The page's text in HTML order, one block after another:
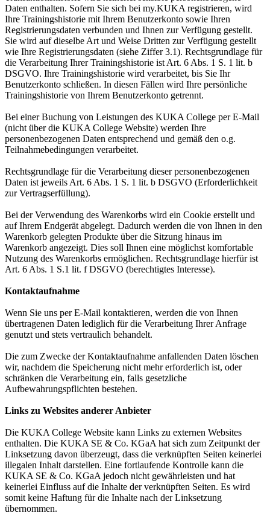
Daten enthalten. Sofern Sie sich bei my.KUKA registrieren, wird
Ihre Trainingshistorie mit Ihrem Benutzerkonto sowie Ihren
Registrierungsdaten verbunden und Ihnen zur Verfügung gestellt.
Sie wird auf dieselbe Art und Weise Dritten zur Verfügung gestellt
wie Ihre Registrierungsdaten (siehe Ziffer 3.1). Rechtsgrundlage für
die Verarbeitung Ihrer Trainingshistorie ist Art. 6 Abs. 1 S. 1 lit. b
DSGVO. Ihre Trainingshistorie wird verarbeitet, bis Sie Ihr
Benutzerkonto schließen. In diesen Fällen wird Ihre persönliche
Trainingshistorie von Ihrem Benutzerkonto getrennt.
Bei einer Buchung von Leistungen des KUKA College per E-Mail
(nicht über die KUKA College Website) werden Ihre
personenbezogenen Daten entsprechend und gemäß den o.g.
Teilnahmebedingungen verarbeitet.
Rechtsgrundlage für die Verarbeitung dieser personenbezogenen
Daten ist jeweils Art. 6 Abs. 1 S. 1 lit. b DSGVO (Erforderlichkeit
zur Vertragserfüllung).
Bei der Verwendung des Warenkorbs wird ein Cookie erstellt und
auf Ihrem Endgerät abgelegt. Dadurch werden die von Ihnen in den
Warenkorb gelegten Produkte über die Sitzung hinaus im
Warenkorb angezeigt. Dies soll Ihnen eine möglichst komfortable
Nutzung des Warenkorbs ermöglichen. Rechtsgrundlage hierfür ist
Art. 6 Abs. 1 S.1 lit. f DSGVO (berechtigtes Interesse).
Kontaktaufnahme
Wenn Sie uns per E-Mail kontaktieren, werden die von Ihnen
übertragenen Daten lediglich für die Verarbeitung Ihrer Anfrage
genutzt und stets vertraulich behandelt.
Die zum Zwecke der Kontaktaufnahme anfallenden Daten löschen
wir, nachdem die Speicherung nicht mehr erforderlich ist, oder
schränken die Verarbeitung ein, falls gesetzliche
Aufbewahrungspflichten bestehen.
Links zu Websites anderer Anbieter
Die KUKA College Website kann Links zu externen Websites
enthalten. Die KUKA SE & Co. KGaA hat sich zum Zeitpunkt der
Linksetzung davon überzeugt, dass die verknüpften Seiten keinerlei
illegalen Inhalt darstellen. Eine fortlaufende Kontrolle kann die
KUKA SE & Co. KGaA jedoch nicht gewährleisten und hat
keinerlei Einfluss auf die Inhalte der verknüpften Seiten. Es wird
somit keine Haftung für die Inhalte nach der Linksetzung
übernommen.